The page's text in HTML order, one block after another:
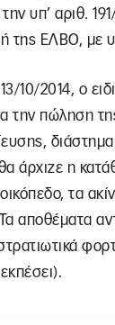
υπ’ αριθ.
της ΕΛΒΟ, με
13/10/2014, ο
την πώληση
άρχιζε η
τα
αποθέματα
στρατιωτικά